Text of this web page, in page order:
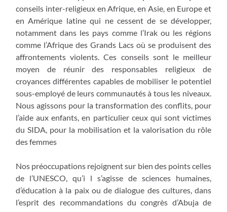
conseils inter-religieux en Afrique, en Asie, en Europe et
en Amérique latine qui ne cessent de se développer,
notamment dans les pays comme l’Irak ou les régions
comme l’Afrique des Grands Lacs où se produisent des
affrontements violents. Ces conseils sont le meilleur
moyen de réunir des responsables religieux de
croyances différentes capables de mobiliser le potentiel
sous-employé de leurs communautés à tous les niveaux.
Nous agissons pour la transformation des conflits, pour
l’aide aux enfants, en particulier ceux qui sont victimes
du SIDA, pour la mobilisation et la valorisation du rôle
des femmes
Nos préoccupations rejoignent sur bien des points celles
de l’UNESCO, qu’i l s’agisse de sciences humaines,
d’éducation à la paix ou de dialogue des cultures, dans
l’esprit des recommandations du congrès d’Abuja de